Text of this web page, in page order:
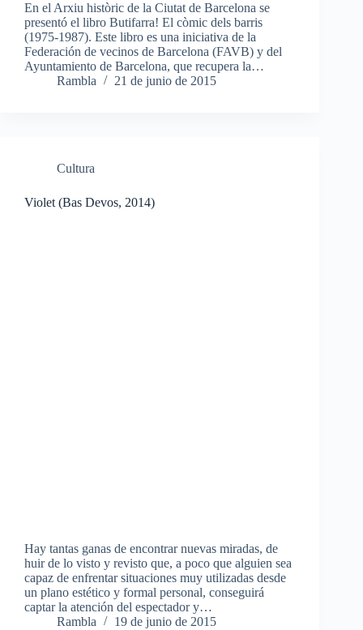
En el Arxiu històric de la Ciutat de Barcelona se
presentó el libro Butifarra! El còmic dels barris
(1975-1987). Este libro es una iniciativa de la
Federación de vecinos de Barcelona (FAVB) y del
Ayuntamiento de Barcelona, que recupera la…
Rambla
21 de junio de 2015
Cultura
Violet (Bas Devos, 2014)
Hay tantas ganas de encontrar nuevas miradas, de
huir de lo visto y revisto que, a poco que alguien sea
capaz de enfrentar situaciones muy utilizadas desde
un plano estético y formal personal, conseguirá
captar la atención del espectador y…
Rambla
19 de junio de 2015